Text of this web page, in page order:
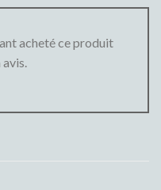
acheté ce produit